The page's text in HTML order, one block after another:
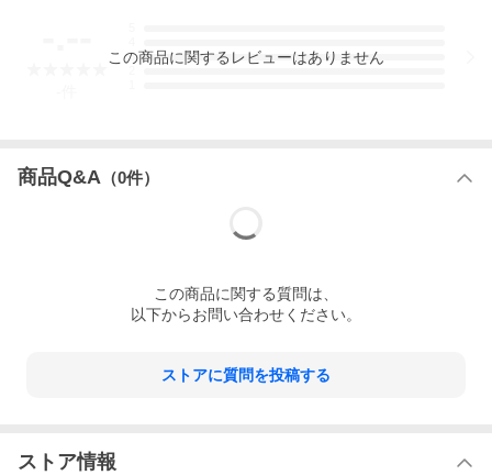
3
この商品に関するレビューはありません
商品Q&A （0件）
この商品に関する質問は、
以下からお問い合わせください。
ストアに質問を投稿する
ストア情報